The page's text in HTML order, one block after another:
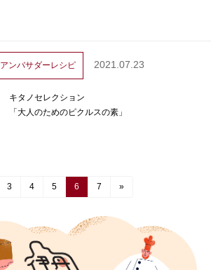
アンバサダーレシピ 2021.07.23
キタノセレクション
「大人のためのピクルスの素」
3 4 5 6 7 »